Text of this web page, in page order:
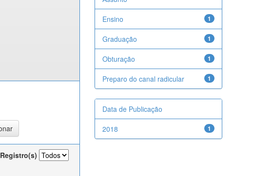
Registro(s)
1
Ensino
1
Graduação
1
Obturação
1
Preparo do canal radicular
Data de Publicação
1
2018